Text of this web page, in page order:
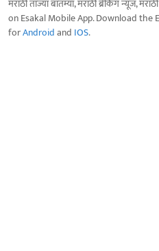
मराठी ताज्या बातम्या, मराठी ब्रेकिंग न्यूज,
on Esakal Mobile App. Download the
forAndroidand IOS.